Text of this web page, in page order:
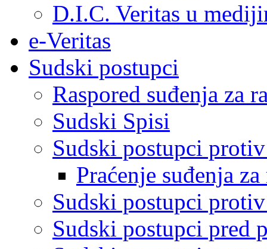
D.I.C. Veritas u
e-Veritas
Sudski postupci
Raspored suđenja za
Sudski Spisi
Sudski postupci
Praćenje suđenja
Sudski postupci
Sudski postupci pred